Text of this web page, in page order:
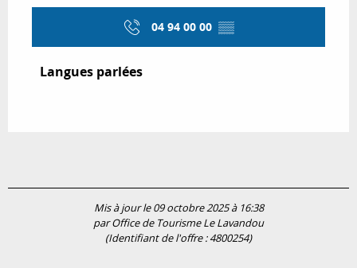
04 94 00 00 ▒▒
Langues parlées
Langues parlées
Mis à jour le 09 octobre 2025 à 16:38
par Office de Tourisme Le Lavandou
(Identifiant de l'offre :4800254)